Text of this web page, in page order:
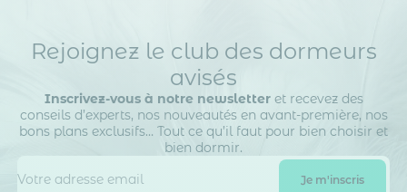
Rejoignez le club des dormeurs
avisés
Inscrivez-vous à notre newsletteret recevez des
conseils d’experts, nos nouveautés en avant-première, nos
bons plans exclusifs… Tout ce qu’il faut pour bien choisir et
bien dormir.